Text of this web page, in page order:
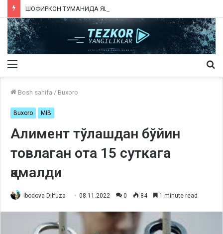
Menu
Bosh sahifa / Buxoro
Buxoro MIB
Алимент тўлашдан бўйин
товлаган ота 15 суткага
қамалди
Ibodova Dilfuza 08.11.2022 0 84 1 minute read